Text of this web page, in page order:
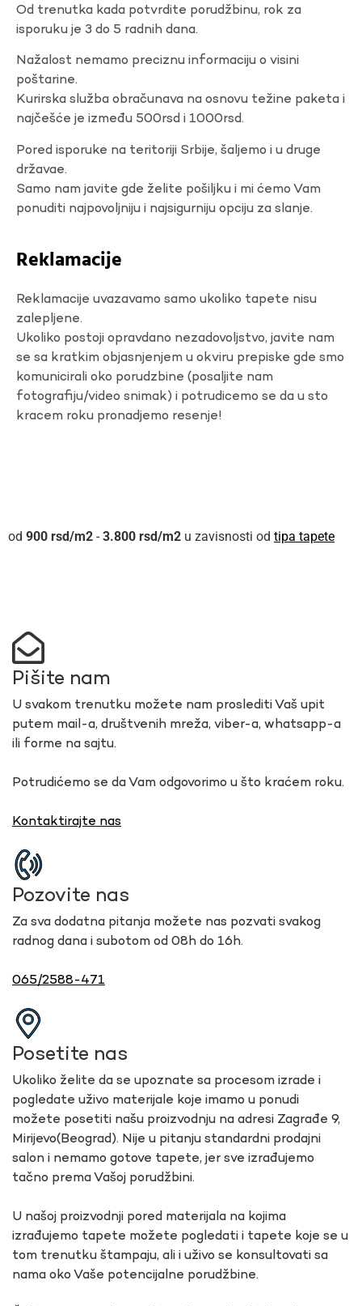
Od trenutka kada potvrdite porudžbinu, rok za
isporuku je 3 do 5 radnih dana.
Nažalost nemamo preciznu informaciju o visini
poštarine.
Kurirska služba obračunava na osnovu težine paketa i
najčešće je između 500rsd i 1000rsd.
Pored isporuke na teritoriji Srbije, šaljemo i u druge
državae.
Samo nam javite gde želite pošiljku i mi ćemo Vam
ponuditi najpovoljniju i najsigurniju opciju za slanje.
Reklamacije
Reklamacije uvazavamo samo ukoliko tapete nisu
zalepljene.
Ukoliko postoji opravdano nezadovoljstvo, javite nam
se sa kratkim objasnjenjem u okviru prepiske gde smo
komunicirali oko porudzbine (posaljite nam
fotografiju/video snimak) i potrudicemo se da u sto
kracem roku pronadjemo resenje!
900 rsd - 3.800 rsd u zavisnosti od tipa tapete
Pišite nam
U svakom trenutku možete nam proslediti Vaš upit
putem mail-a, društvenih mreža, viber-a, whatsapp-a
ili forme na sajtu.
Potrudićemo se da Vam odgovorimo u što kraćem roku.
Kontaktirajte nas
Pozovite nas
Za sva dodatna pitanja možete nas pozvati svakog
radnog dana i subotom od 08h do 16h.
065/2588-471
Posetite nas
Ukoliko želite da se upoznate sa procesom izrade i
pogledate uživo materijale koje imamo u ponudi
možete posetiti našu proizvodnju na adresi Zagrađe 9,
Mirijevo(Beograd). Nije u pitanju standardni prodajni
salon i nemamo gotove tapete, jer sve izrađujemo
tačno prema Vašoj porudžbini.
U našoj proizvodnji pored materijala na kojima
izrađujemo tapete možete pogledati i tapete koje se u
tom trenutku štampaju, ali i uživo se konsultovati sa
nama oko Vaše potencijalne porudžbine.